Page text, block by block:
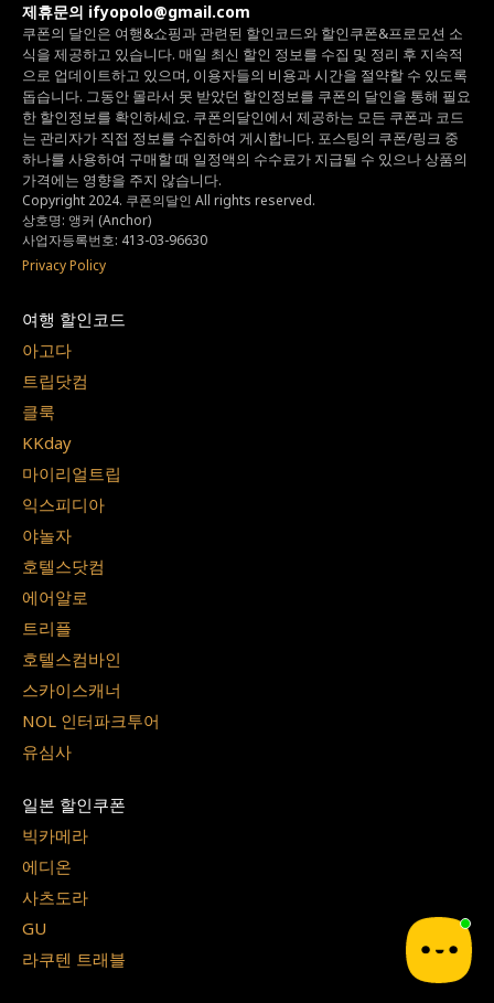
제휴문의 ifyopolo@gmail.com
쿠폰의 달인은 여행&쇼핑과 관련된 할인코드와 할인쿠폰&프로모션 소
식을 제공하고 있습니다. 매일 최신 할인 정보를 수집 및 정리 후 지속적
으로 업데이트하고 있으며, 이용자들의 비용과 시간을 절약할 수 있도록
돕습니다. 그동안 몰라서 못 받았던 할인정보를 쿠폰의 달인을 통해 필요
한 할인정보를 확인하세요. 쿠폰의달인에서 제공하는 모든 쿠폰과 코드
는 관리자가 직접 정보를 수집하여 게시합니다. 포스팅의 쿠폰/링크 중
하나를 사용하여 구매할 때 일정액의 수수료가 지급될 수 있으나상품의
가격에는 영향을 주지 않습니다.
Copyright 2024. 쿠폰의달인 All rights reserved.
상호명: 앵커 (Anchor)
사업자등록번호: 413-03-96630
Privacy Policy
여행 할인코드
아고다
트립닷컴
클룩
KKday
마이리얼트립
익스피디아
야놀자
호텔스닷컴
에어알로
트리플
호텔스컴바인
스카이스캐너
NOL 인터파크투어
유심사
일본 할인쿠폰
빅카메라
에디온
사츠도라
GU
라쿠텐 트래블